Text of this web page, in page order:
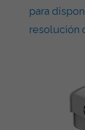
para
resolución